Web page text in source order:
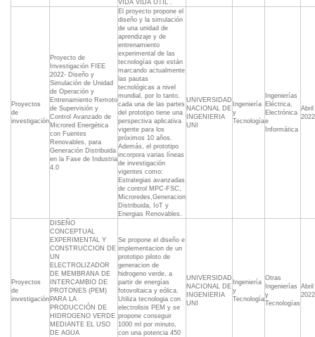
VIDA VIDA UTIL .
Proyectos
de
investigación
Proyecto de
Investigación FIEE
2022- Diseño y
Simulación de Unidad
de Operación y
Entrenamiento Remoto
de Supervisión y
Control Avanzado de
Microred Energética
con Fuentes
Renovables, para
Generación Distribuida
en la Fase de Industria
4.0
El proyecto propone el
diseño y la simulación
de una unidad de
aprendizaje y de
entrenamiento
experimental de las
tecnologías que están
marcando actualmente
las pautas
tecnológicas a nivel
mundial, por lo tanto,
cada una de las partes
del prototipo tiene una
perspectiva aplicativa
vigente para los
próximos 10 años.
Además, el prototipo
incorpora varias líneas
de investigación
vigentes como:
Estrategias avanzadas
de control MPC-FSC,
Microredes,Generacion
Distribuida, IoT y
Energias Renovables.
UNIVERSIDAD
NACIONAL DE
INGENIERIA
UNI
Ingeniería
y
Tecnología
Ingenierías
Eléctrica,
Electrónica
e
Informática
Abril
2022
Proyectos
de
investigación
DISEÑO
CONCEPTUAL
EXPERIMENTAL Y
CONSTRUCCION DE
UN
ELECTROLIZADOR
DE MEMBRANA DE
INTERCAMBIO DE
PROTONES (PEM)
PARA LA
PRODUCCIÓN DE
HIDROGENO VERDE
MEDIANTE EL USO
DE AGUA
Se propone el diseño e
implementacion de un
prototipo piloto de
generacion de
hidrogeno verde, a
partir de energías
fotovoltaica y eólica.
Utiliza tecnologia con
electrolisis PEM y se
propone conseguir
1000 ml por minuto,
con una potencia 450
UNIVERSIDAD
NACIONAL DE
INGENIERIA
UNI
Ingeniería
y
Tecnología
Otras
Ingenierías
y
Tecnologías
Abril
2022